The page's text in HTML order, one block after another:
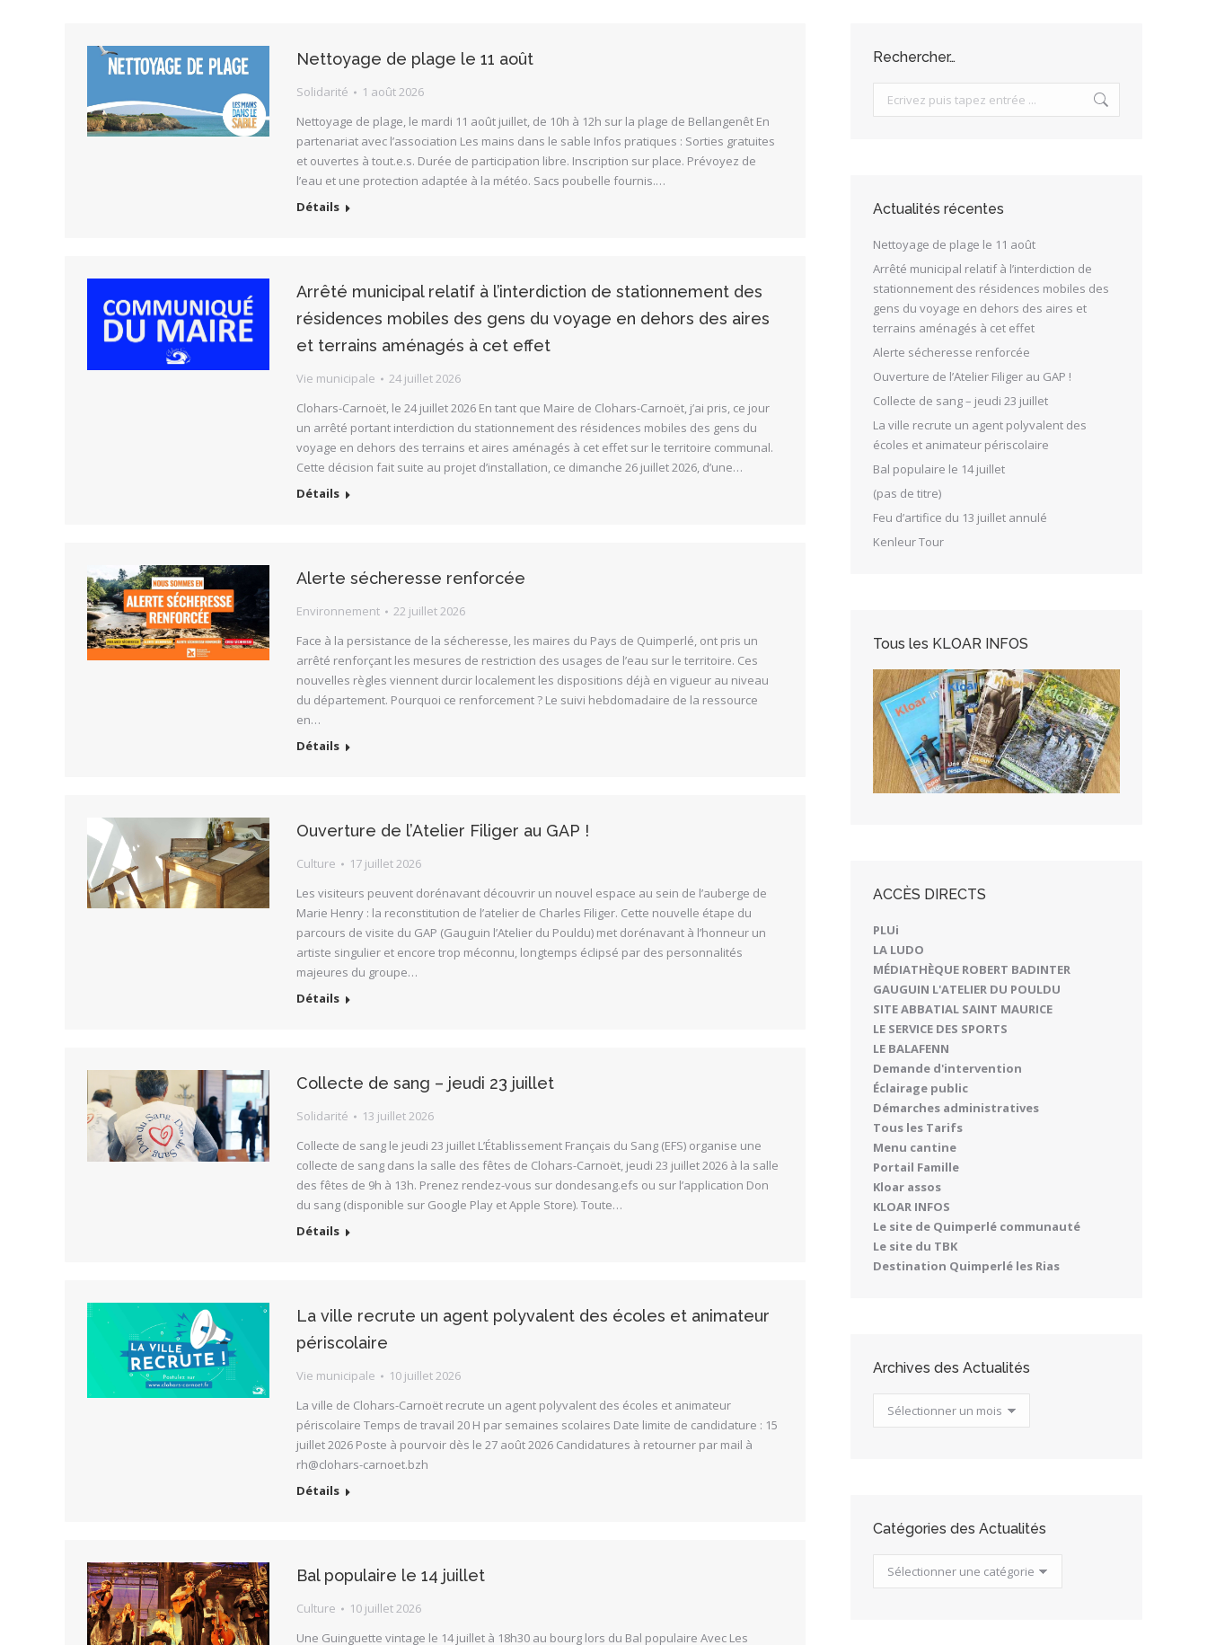
Nettoyage de plage le 11 août
Solidarité
1 août 2026
Nettoyage de plage, le mardi 11 août juillet, de 10h à 12h sur la plage de Bellangenêt En
partenariat avec l’association Les mains dans le sable Infos pratiques : Sorties gratuites
et ouvertes à tout.e.s. Durée de participation libre. Inscription sur place. Prévoyez de
l’eau et une protection adaptée à la météo. Sacs poubelle fournis.…
Détails
Arrêté municipal relatif à l’interdiction de stationnement des
résidences mobiles des gens du voyage en dehors des aires
et terrains aménagés à cet effet
Vie municipale
24 juillet 2026
Clohars-Carnoët, le 24 juillet 2026 En tant que Maire de Clohars-Carnoët, j’ai pris, ce jour
un arrêté portant interdiction du stationnement des résidences mobiles des gens du
voyage en dehors des terrains et aires aménagés à cet effet sur le territoire communal.
Cette décision fait suite au projet d’installation, ce dimanche 26 juillet 2026, d’une…
Détails
Alerte sécheresse renforcée
Environnement
22 juillet 2026
Face à la persistance de la sécheresse, les maires du Pays de Quimperlé, ont pris un
arrêté renforçant les mesures de restriction des usages de l’eau sur le territoire. Ces
nouvelles règles viennent durcir localement les dispositions déjà en vigueur au niveau
du département. Pourquoi ce renforcement ? Le suivi hebdomadaire de la ressource
en…
Détails
Ouverture de l’Atelier Filiger au GAP !
Culture
17 juillet 2026
Les visiteurs peuvent dorénavant découvrir un nouvel espace au sein de l’auberge de
Marie Henry : la reconstitution de l’atelier de Charles Filiger. Cette nouvelle étape du
parcours de visite du GAP (Gauguin l’Atelier du Pouldu) met dorénavant à l’honneur un
artiste singulier et encore trop méconnu, longtemps éclipsé par des personnalités
majeures du groupe…
Détails
Collecte de sang – jeudi 23 juillet
Solidarité
13 juillet 2026
Collecte de sang le jeudi 23 juillet L’Établissement Français du Sang (EFS) organise une
collecte de sang dans la salle des fêtes de Clohars-Carnoët, jeudi 23 juillet 2026 à la salle
des fêtes de 9h à 13h. Prenez rendez-vous sur dondesang.efs ou sur l’application Don
du sang (disponible sur Google Play et Apple Store). Toute…
Détails
La ville recrute un agent polyvalent des écoles et animateur
périscolaire
Vie municipale
10 juillet 2026
La ville de Clohars-Carnoët recrute un agent polyvalent des écoles et animateur
périscolaire Temps de travail 20 H par semaines scolaires Date limite de candidature : 15
juillet 2026 Poste à pourvoir dès le 27 août 2026 Candidatures à retourner par mail à
rh@clohars-carnoet.bzh
Détails
Bal populaire le 14 juillet
Culture
10 juillet 2026
Une Guinguette vintage le 14 juillet à 18h30 au bourg lors du Bal populaire Avec Les
Rechercher…
Search:
Actualités récentes
Nettoyage de plage le 11 août
Arrêté municipal relatif à l’interdiction de
stationnement des résidences mobiles des
gens du voyage en dehors des aires et
terrains aménagés à cet effet
Alerte sécheresse renforcée
Ouverture de l’Atelier Filiger au GAP !
Collecte de sang – jeudi 23 juillet
La ville recrute un agent polyvalent des
écoles et animateur périscolaire
Bal populaire le 14 juillet
(pas de titre)
Feu d’artifice du 13 juillet annulé
Kenleur Tour
Tous les KLOAR INFOS
ACCÈS DIRECTS
PLUi
LA LUDO
MÉDIATHÈQUE ROBERT BADINTER
GAUGUIN L'ATELIER DU POULDU
SITE ABBATIAL SAINT MAURICE
LE SERVICE DES SPORTS
LE BALAFENN
Demande d'intervention
Éclairage public
Démarches administratives
Tous les Tarifs
Menu cantine
Portail Famille
Kloar assos
KLOAR INFOS
Le site de Quimperlé communauté
Le site du TBK
Destination Quimperlé les Rias
Archives des Actualités
Archives
des
Catégories des Actualités
Catégories
des